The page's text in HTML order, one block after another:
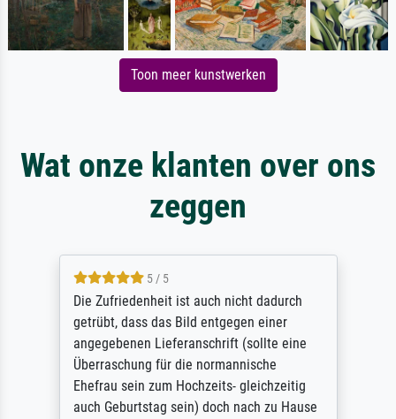
Toon meer kunstwerken
Wat onze klanten over ons
zeggen
5 / 5
Die Zufriedenheit ist auch nicht dadurch
getrübt, dass das Bild entgegen einer
angegebenen Lieferanschrift (sollte eine
Überraschung für die normannische
Ehefrau sein zum Hochzeits- gleichzeitig
auch Geburtstag sein) doch nach zu Hause